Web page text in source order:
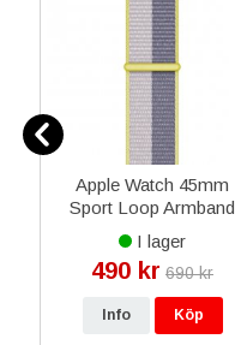
Apple Watch 45mm
Sport Loop Armband
Original -
Lavendelgrå/Ljuslila
I lager
490 kr 690 kr
Info Köp